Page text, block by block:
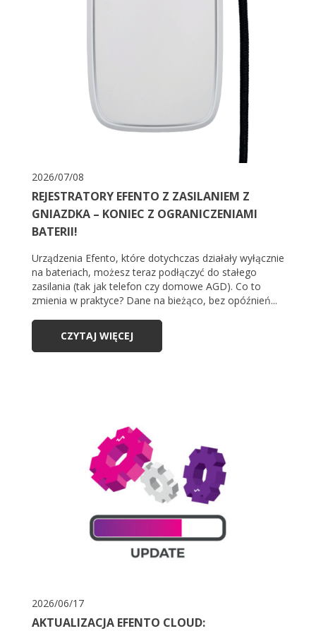
2026/07/08
REJESTRATORY EFENTO Z ZASILANIEM Z
GNIAZDKA – KONIEC Z OGRANICZENIAMI
BATERII!
Urządzenia Efento, które dotychczas działały wyłącznie
na bateriach, możesz teraz podłączyć do stałego
zasilania (tak jak telefon czy domowe AGD). Co to
zmienia w praktyce? Dane na bieżąco, bez opóźnień...
CZYTAJ WIĘCEJ
2026/06/17
AKTUALIZACJA EFENTO CLOUD: